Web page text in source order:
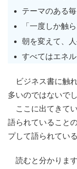
テーマのある
「一度しか
朝を変えて、
すべてはエネ
ビジネス書に触
多いのではないで
ここに出てきて
語られていること
プして語られてい
読むと分かりま